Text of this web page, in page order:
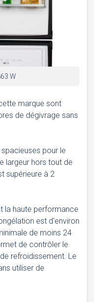
W
marque sont
de dégivrage sans
pour le
largeur hors tout de
supérieure à 2
la haute performance
est d'environ
de moins 24
de contrôler le
refroidissement. Le
utiliser de